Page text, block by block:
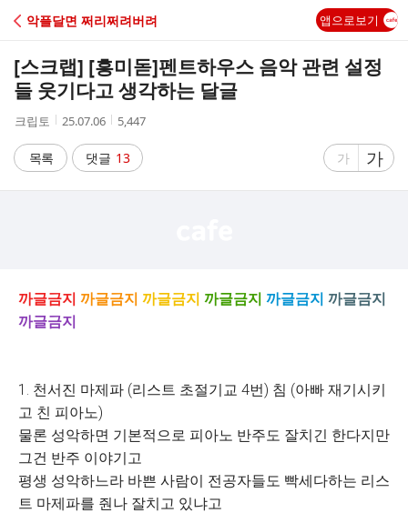
C
A
악플달면 쩌리쩌려버려 앱으로보기
[스크랩] [흥미돋]펜트하우스 음악 관련 설정
들 웃기다고 생각하는 달글
작
자
크립토
작
시
간
25.07.06
조
수
5,447
목록 댓글 13
글
게
가
글
자
게
가
까글금지 까글금지 까글금지 까글금지 까글금지 까글금지
까글금지
1. 천서진 마제파 (리스트 초절기교 4번) 침 (아빠 재기시키
고 친 피아노)
물론 성악하면 기본적으로 피아노 반주도 잘치긴 한다지만
그건 반주 이야기고
평생 성악하느라 바쁜 사람이 전공자들도 빡세다하는 리스
트 마제파를 줜나 잘치고 있냐고